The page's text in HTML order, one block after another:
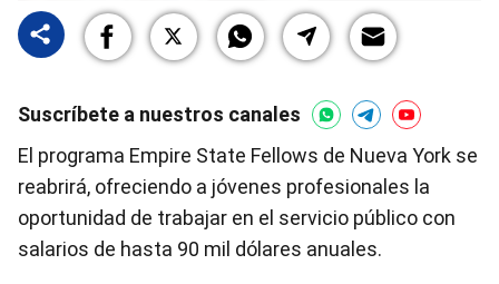
Suscríbete a nuestros canales
El programa Empire State Fellows de Nueva York se
reabrirá, ofreciendo a jóvenes profesionales la
oportunidad de trabajar en el servicio público con
salarios de hasta 90 mil dólares anuales.